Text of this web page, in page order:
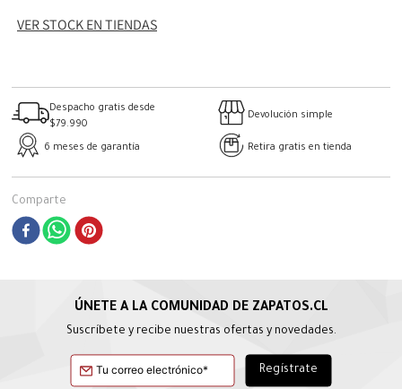
VER STOCK EN TIENDAS
Despacho gratis desde
$79.990
Devolución simple
6 meses de garantía Retira gratis en tienda
Comparte
Suscríbete y recibe nuestras ofertas y novedades.